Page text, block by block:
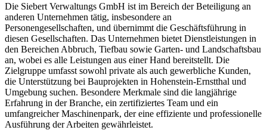
Die Siebert Verwaltungs GmbH ist im Bereich der Beteiligung an
anderen Unternehmen tätig, insbesondere an
Personengesellschaften, und übernimmt die Geschäftsführung in
diesen Gesellschaften. Das Unternehmen bietet Dienstleistungen in
den Bereichen Abbruch, Tiefbau sowie Garten- und Landschaftsbau
an, wobei es alle Leistungen aus einer Hand bereitstellt. Die
Zielgruppe umfasst sowohl private als auch gewerbliche Kunden,
die Unterstützung bei Bauprojekten in Hohenstein-Ernstthal und
Umgebung suchen. Besondere Merkmale sind die langjährige
Erfahrung in der Branche, ein zertifiziertes Team und ein
umfangreicher Maschinenpark, der eine effiziente und professionelle
Ausführung der Arbeiten gewährleistet.